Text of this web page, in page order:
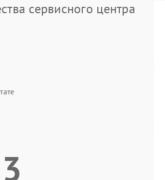
сервисного центра